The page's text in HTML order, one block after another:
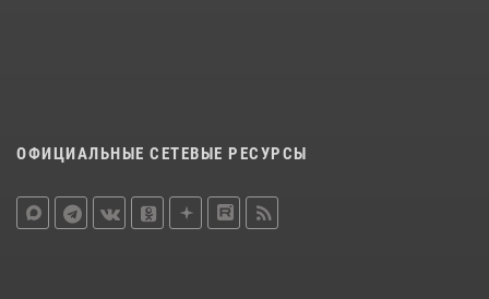
ОФИЦИАЛЬНЫЕ СЕТЕВЫЕ РЕСУРСЫ